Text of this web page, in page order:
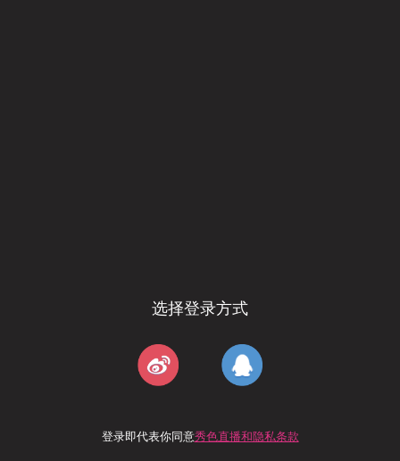
选择登录方式
登录即代表你同意秀色直播和隐私条款